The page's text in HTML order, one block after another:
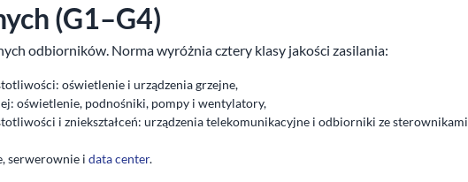
(G1–G4)
odbiorników. Norma wyróżnia cztery klasy jakości zasilania:
oświetlenie i urządzenia grzejne,
oświetlenie, podnośniki, pompy i wentylatory,
i zniekształceń: urządzenia telekomunikacyjne i odbiorniki ze sterownikami
serwerownie i data center.